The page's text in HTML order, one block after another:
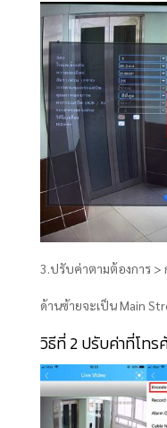
3.ปรับค่าตามต้องการ >
ด้านซ้ายจะเป็น Main
วิธีที่ 2 ปรับค่าที่โท